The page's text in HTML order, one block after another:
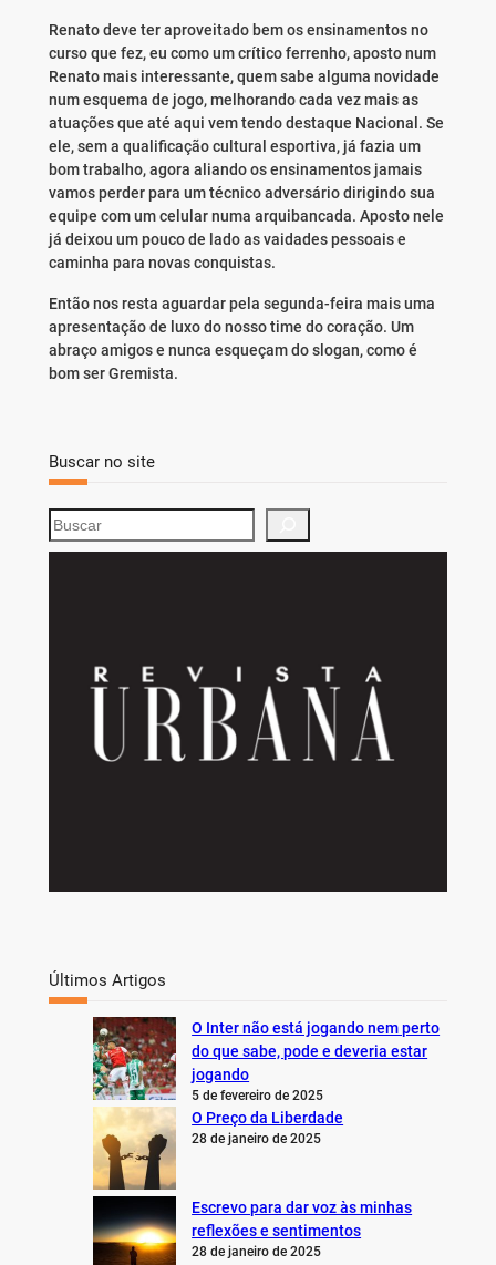
Renato deve ter aproveitado bem os ensinamentos no
curso que fez, eu como um crítico ferrenho, aposto num
Renato mais interessante, quem sabe alguma novidade
num esquema de jogo, melhorando cada vez mais as
atuações que até aqui vem tendo destaque Nacional. Se
ele, sem a qualificação cultural esportiva, já fazia um
bom trabalho, agora aliando os ensinamentos jamais
vamos perder para um técnico adversário dirigindo sua
equipe com um celular numa arquibancada. Aposto nele
já deixou um pouco de lado as vaidades pessoais e
caminha para novas conquistas.
Então nos resta aguardar pela segunda-feira mais uma
apresentação de luxo do nosso time do coração. Um
abraço amigos e nunca esqueçam do slogan, como é
bom ser Gremista.
Buscar no site
S
e
Últimos Artigos
O Inter não está jogando nem perto
do que sabe, pode e deveria estar
jogando
5 de fevereiro de 2025
O Preço da Liberdade
28 de janeiro de 2025
Escrevo para dar voz às minhas
reflexões e sentimentos
28 de janeiro de 2025